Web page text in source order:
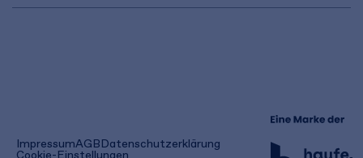
ImpressumAGB(öffnet
in
Datenschutzerklärung
Cookie-Einstellungen